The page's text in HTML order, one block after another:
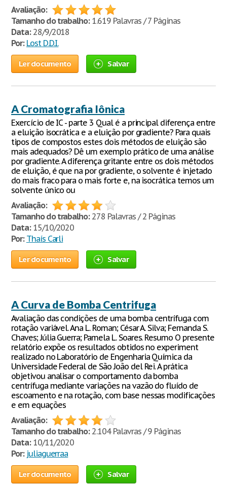
Avaliação:
Tamanho do trabalho:1.619 Palavras / 7 Páginas
Data:28/9/2018
Por: Lost D.D.I.
Ler documento Salvar
A Cromatografia Iônica
Exercício de IC - parte 3 Qual é a principal diferença entre
a eluição isocrática e a eluição por gradiente? Para quais
tipos de compostos estes dois métodos de eluição são
mais adequados? Dê um exemplo prático de uma análise
por gradiente. A diferença gritante entre os dois métodos
de eluição, é que na por gradiente, o solvente é injetado
do mais fraco para o mais forte e, na isocrática temos um
solvente único ou
Avaliação:
Tamanho do trabalho:278 Palavras / 2 Páginas
Data:15/10/2020
Por: Thaís Carli
Ler documento Salvar
A Curva de Bomba Centrifuga
Avaliação das condições de uma bomba centrífuga com
rotação variável. Ana L. Roman; César A. Silva; Fernanda S.
Chaves; Júlia Guerra; Pamela L. Soares. Resumo O presente
relatório expõe os resultados obtidos no experiment
realizado no Laboratório de Engenharia Química da
Universidade Federal de São João del Rei. A prática
objetivou analisar o comportamento da bomba
centrífuga mediante variações na vazão do fluído de
escoamento e na rotação, com base nessas modificações
e em equações
Avaliação:
Tamanho do trabalho:2.104 Palavras / 9 Páginas
Data:10/11/2020
Por: juliaguerraa
Ler documento Salvar